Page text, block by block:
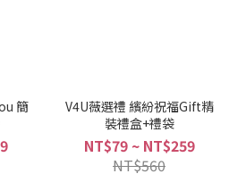
簡
V4U薇選禮 繽紛祝福Gift精
裝禮盒+禮袋
NT$79 ~ NT$259
NT$560